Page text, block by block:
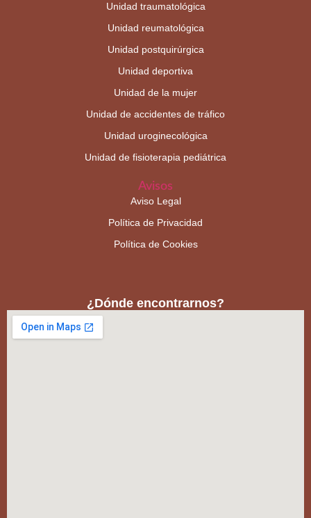
Unidad traumatológica
Unidad reumatológica
Unidad postquirúrgica
Unidad deportiva
Unidad de la mujer
Unidad de accidentes de tráfico
Unidad uroginecológica
Unidad de fisioterapia pediátrica
Avisos
Aviso Legal
Política de Privacidad
Política de Cookies
¿Dónde encontrarnos?